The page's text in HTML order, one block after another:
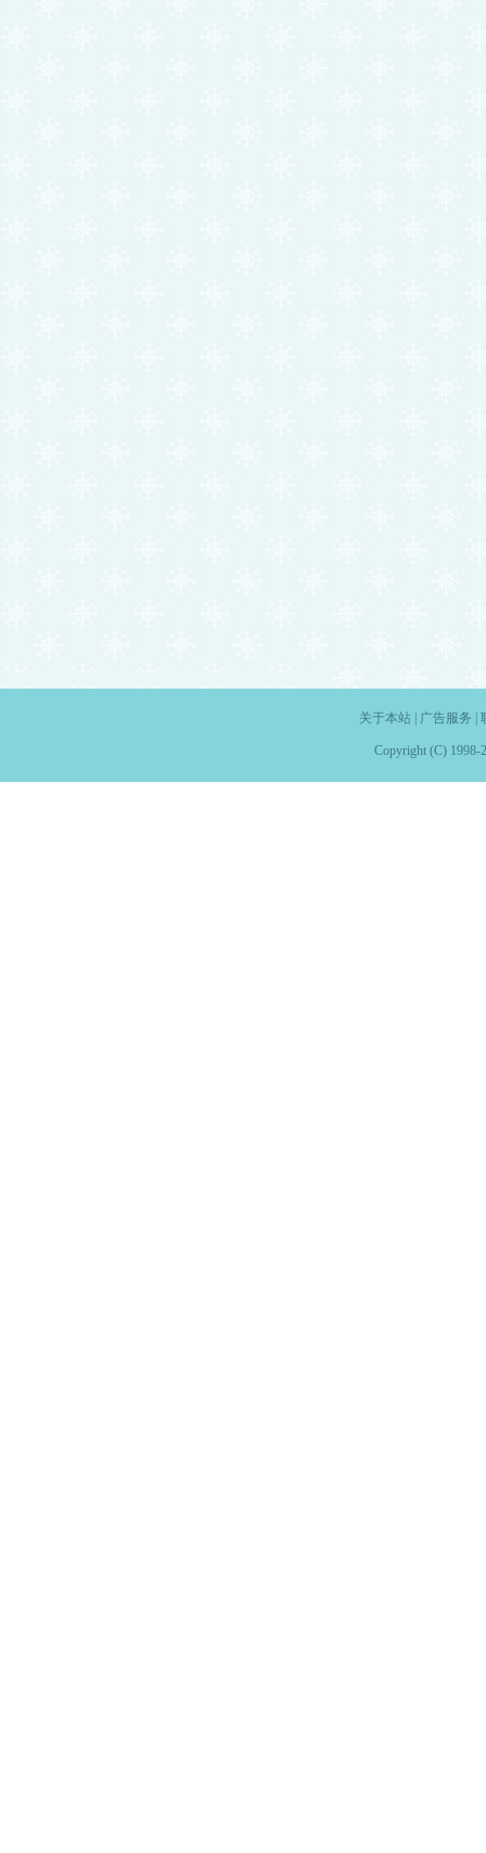
关于本站| 广告服务
Copyright (C) 1998-